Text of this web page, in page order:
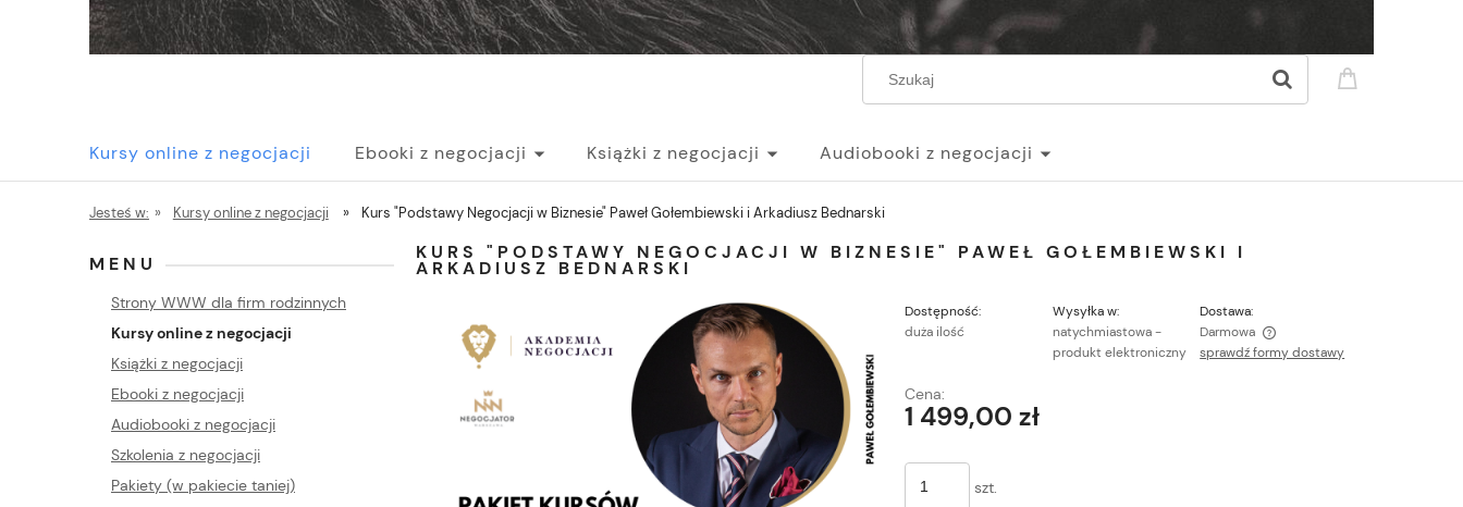
Kursy online z negocjacji Ebooki z negocjacji Książki z negocjacji Audiobooki z negocjacji
Pakiety (w pakiecie taniej) Szkolenia z negocjacji
Jesteś w: » Kursy online z negocjacji » Kurs "Podstawy Negocjacji w Biznesie" Paweł Gołembiewski i Arkadiusz Bednarski
MENU
Strony WWW dla firm rodzinnych
Kursy online z negocjacji
Książki z negocjacji
Ebooki z negocjacji
Audiobooki z negocjacji
Szkolenia z negocjacji
Pakiety (w pakiecie taniej)
KURS "PODSTAWY NEGOCJACJI W BIZNESIE" PAWEŁ GOŁEMBIEWSKI I
ARKADIUSZ BEDNARSKI
Dostępność:
duża ilość
Wysyłka w:
natychmiastowa -
produkt elektroniczny
Dostawa:
Darmowa
sprawdź formy dostawy
Cena:
1 499,00 zł
szt.